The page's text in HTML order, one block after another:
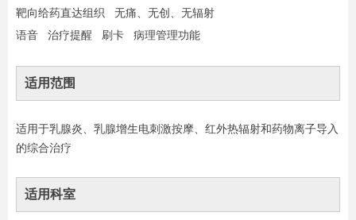
靶向给药直达组织 无痛、无创、无辐射
语音 治疗提醒 刷卡 病理管理功能
适用范围
适用于乳腺炎、乳腺增生电刺激按摩、红外热辐射和药物离子导入
的综合治疗
适用科室